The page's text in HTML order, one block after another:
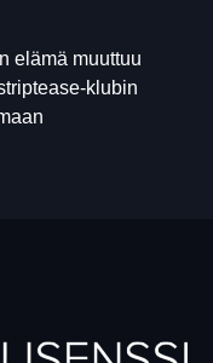
elämä muuttuu
klubin